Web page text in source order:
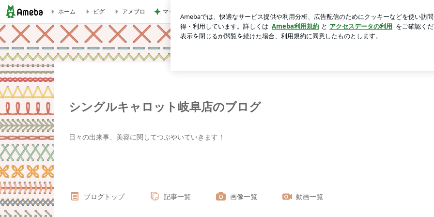
シングルキャロット岐阜店のブログ
ホーム ピグ アメブロ マックの日の調整でまさかの栄養不足 新規登録
シングルキャロット岐阜店のブログ
日々の出来事、美容に関してつぶやいていきます！
ブログトップ 記事一覧 画像一覧 動画一覧